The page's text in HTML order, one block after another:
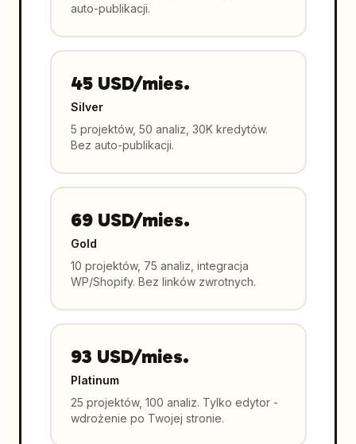
auto-publikacji.
45 USD/mies.
Silver
5 projektów, 50 analiz, 30K kredytów.
Bez auto-publikacji.
69 USD/mies.
Gold
10 projektów, 75 analiz, integracja
WP/Shopify. Bez linków zwrotnych.
93 USD/mies.
Platinum
25 projektów, 100 analiz. Tylko edytor -
wdrożenie po Twojej stronie.